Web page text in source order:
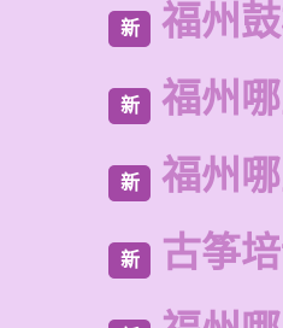
新 福州
新 福州
新 福州
新 古筝